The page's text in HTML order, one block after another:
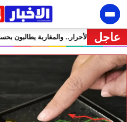
عاجل
في حالة سراح🔥 شوكي يعيد وعود الأحرار..